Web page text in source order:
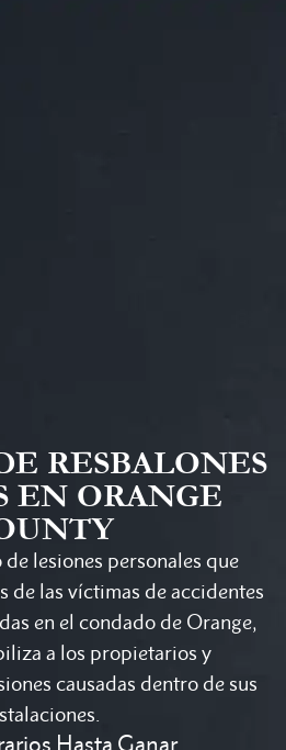
RESBALONES
EN ORANGE
lesiones personales que
de las víctimas de accidentes
en el condado de Orange,
a los propietarios y
causadas dentro de sus
Hasta Ganar